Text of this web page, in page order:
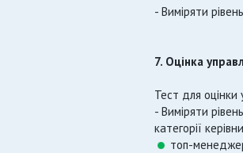
- Виміряти
7. Оцінка
Тест для оцінки
- Виміряти
категорії
топ-